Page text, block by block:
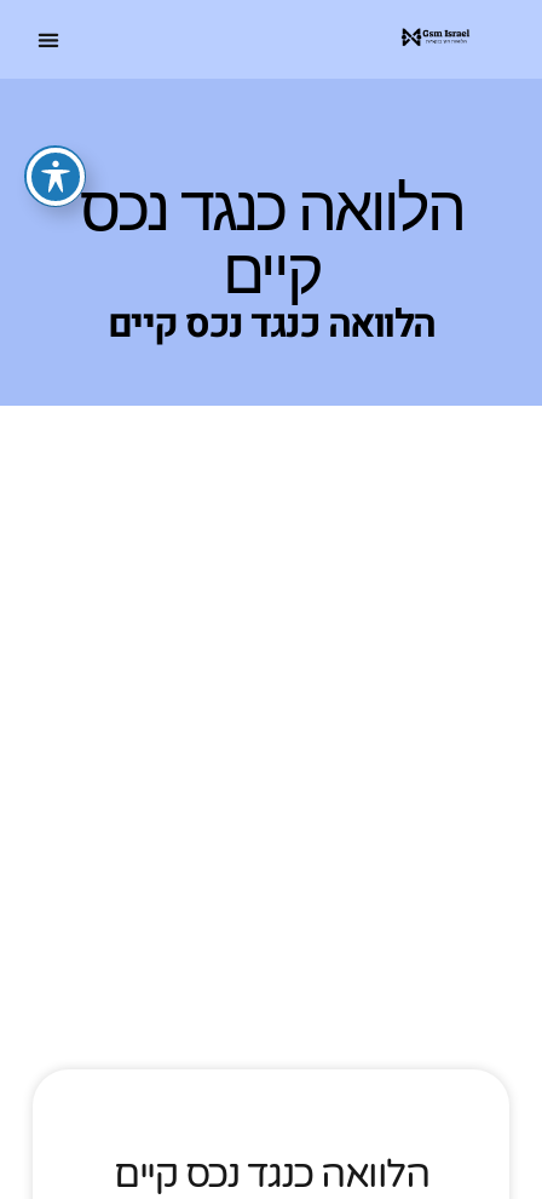
הלוואה כנגד נכס
קיים
הלוואה כנגד נכס קיים
הלוואה כנגד נכס קיים